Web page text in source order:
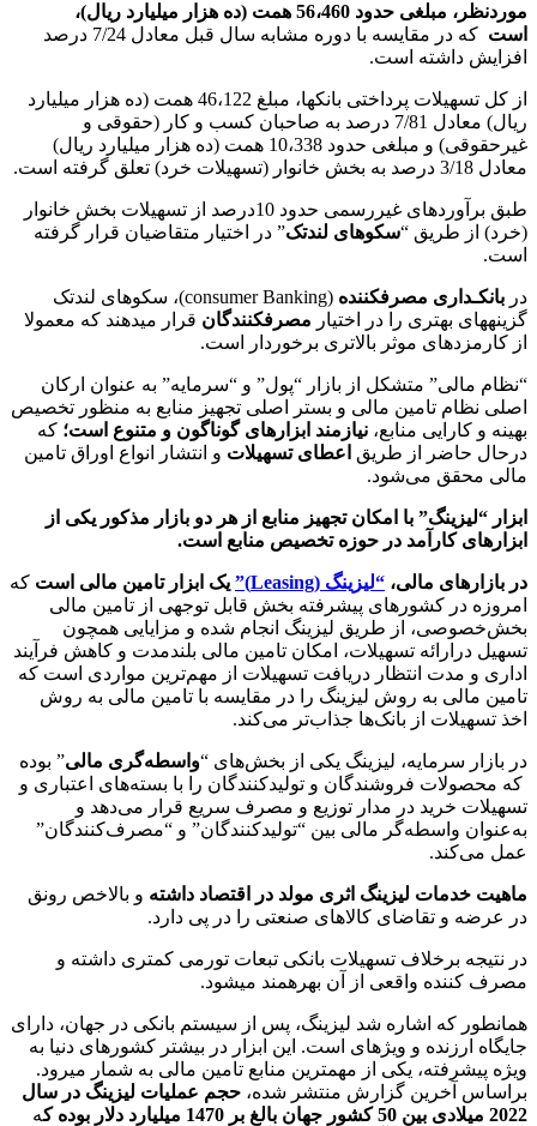
موردنظر، مبلغی حدود 56،460 همت (ده هزار میلیارد ریال)،
است
که در مقایسه با دوره مشابه سال قبل معادل 7/24 درصد
افزایش داشته است.
از کل تسهیلات پرداختی بانک­ها، مبلغ 46،122 همت (ده هزار میلیارد
ریال) معادل 7/81 درصد به صاحبان کسب و کار (حقوقی و
غیرحقوقی) و مبلغی حدود 10،338 همت (ده هزار میلیارد ریال)
معادل 3/18 درصد به بخش خانوار (تسهیلات خرد) تعلق گرفته است.
طبق برآوردهای غیررسمی حدود 10درصد از تسهیلات بخش خانوار
(خرد) از طریق “سکوهای لندتک” در اختیار متقاضیان قرار گرفته
است.
در بانکـداری مصرف­کننده
(consumer Banking)، سکوهای لندتک
گزینه­های بهتری را در اختیار مصرف­کنندگان قرار می­دهند که معمولا
از کارمزدهای موثر بالاتری برخوردار است.
“نظام مالی” متشکل از بازار “پول” و “سرمایه” به عنوان ارکان
اصلی نظام تامین مالی و بستر اصلی تجهیز منابع به‌ منظور تخصیص
بهینه و کارایی منابع، نیازمند ابزارهای گوناگون و متنوع است؛ که
درحال‌ حاضر از طریق اعطای تسهیلات و انتشار انواع اوراق تامین
مالی محقق می‌شود.
ابزار “لیزینگ” با امکان تجهیز منابع از هر دو بازار مذکور یکی از
ابزارهای کارآمد در حوزه تخصیص منابع است.
در بازارهای مالی، “لیزینگ (Leasing
)” یک ابزار تامین مالی است که
امروزه در کشورهای پیشرفته بخش قابل توجهی از تامین مالی
بخش‌خصوصی، از طریق لیزینگ انجام شده و مزایایی همچون
تسهیل درارائه تسهیلات، امکان تامین مالی بلند‌مدت و کاهش فرآیند
اداری و مدت انتظار دریافت تسهیلات از مهم‌ترین مواردی است که
تامین مالی به روش لیزینگ را در مقایسه با تامین مالی به روش
اخذ تسهیلات از بانک‌ها جذاب‌تر می‌کند.
در بازار سرمایه، لیزینگ یکی از بخش‌های “واسطه‌گری مالی” بوده
که محصولات فروشندگان و تولیدکنندگان را با بسته‌های اعتباری و
تسهیلات خرید در مدار توزیع و مصرف سریع قرار می‌دهد و
به‌عنوان واسطه‌‌گر مالی بین “تولید‌کنندگان” و “مصرف‌کنندگان”
عمل می‌کند.
ماهیت خدمات لیزینگ اثری مولد در اقتصاد داشته و بالاخص رونق
در عرضه و تقاضای کالاهای صنعتی را در پی دارد.
در نتیجه برخلاف تسهیلات بانکی تبعات تورمی کمتری داشته و
مصرف­ کننده واقعی از آن بهره­مند می­شود.
همانطور که اشاره شد لیزینگ، پس از سیستم بانکی در جهان، دارای
جایگاه ارزنده و ویژه­ای است. این ابزار در بیشتر کشورهای دنیا به
ویژه پیشرفته، یکی از مهم­ترین منابع تامین مالی به شمار می­رود.
براساس آخرین گزارش منتشر شده، حجم عملیات لیزینگ در سال
2022 میلادی بین 50 کشور جهان بالغ بر 1470 میلیارد دلار بوده ک
ه